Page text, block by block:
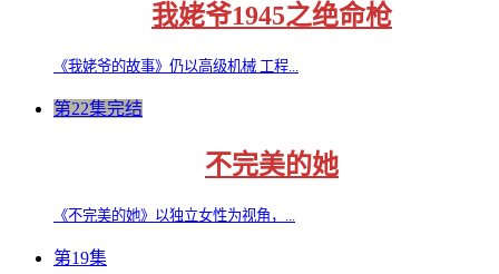
我姥爷1945之绝命枪
《我姥爷的故事》仍以高级机械 工程...
第22集完结
不完美的她
《不完美的她》以独立女性为视角，...
第19集